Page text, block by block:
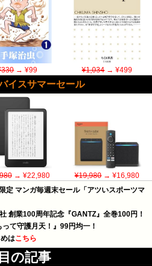
→ ¥99 ¥1,034→ ¥499
イスサマーセール
→ ¥22,980 ¥19,980→ ¥16,980
定 マンガ毎週末セール「アツいスポーツマ
創業100周年記念『GANTZ』全巻100円！
て守護月天！』99円均一！
はこちら
の記事